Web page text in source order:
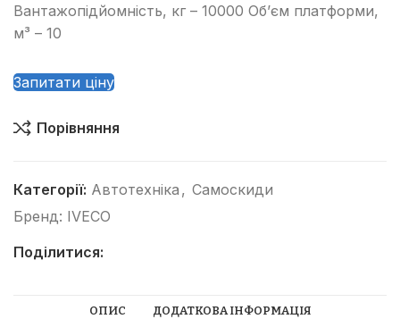
Вантажопідйомність, кг – 10000 Об’єм платформи,
м³ – 10
Запитати ціну
Порівняння
Категорії: Автотехніка , Самоскиди
Бренд: IVECO
Поділитися:
ОПИС ДОДАТКОВА ІНФОРМАЦІЯ